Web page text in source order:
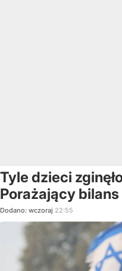
Tyle dzieci
Porażający bilans
Dodano: wczoraj 22:55